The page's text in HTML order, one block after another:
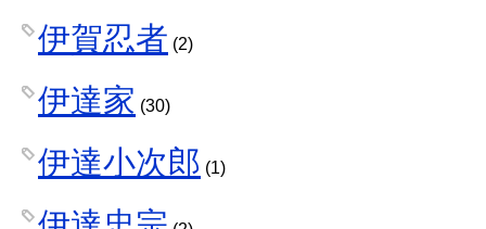
伊賀忍者 (2)
伊達家 (30)
伊達小次郎 (1)